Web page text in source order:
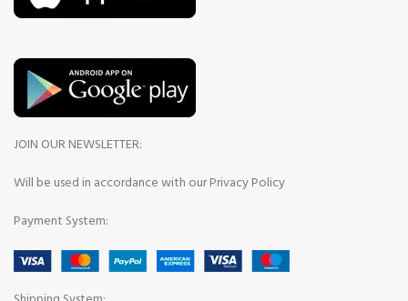
JOIN OUR NEWSLETTER:
Will be used in accordance with our Privacy Policy
Payment System: